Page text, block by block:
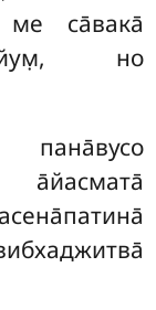
ме са̄вака̄
но
пана̄вусо